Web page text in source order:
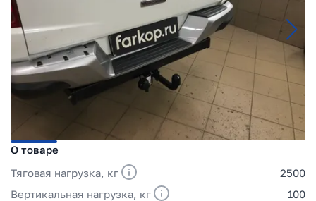
О товаре
Тяговая нагрузка, кг
2500
Вертикальная нагрузка, кг
100